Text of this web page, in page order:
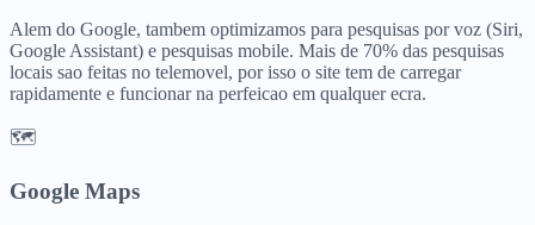
Alem do Google, tambem optimizamos para pesquisas por voz (Siri,
Google Assistant) e pesquisas mobile. Mais de 70% das pesquisas
locais sao feitas no telemovel, por isso o site tem de carregar
rapidamente e funcionar na perfeicao em qualquer ecra.
🗺️
Google Maps